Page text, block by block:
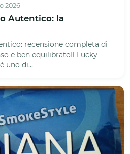
2026
Autentico: la
recensione completa di
e ben equilibratoIl Lucky
uno di...